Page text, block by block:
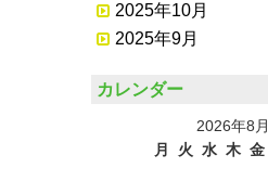
2025年10月
2025年9月
カレンダー
2026年8月
月
火 水 木 金